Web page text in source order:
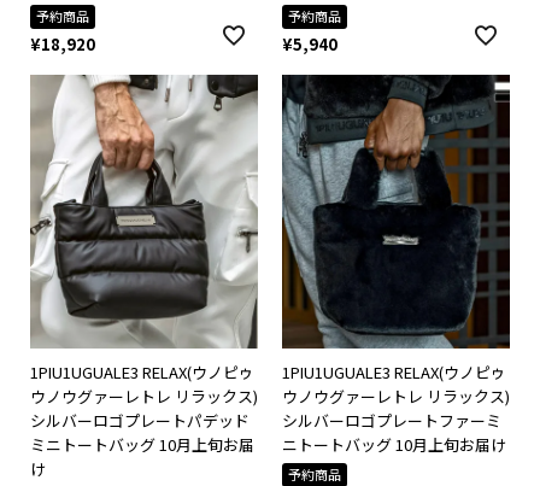
予約商品
¥18,920
予約商品
¥5,940
1PIU1UGUALE3 RELAX(ウノピゥ
ウノウグァーレトレ リラックス)
シルバーロゴプレートパデッド
ミニトートバッグ 10月上旬お届
け
1PIU1UGUALE3 RELAX(ウノピゥ
ウノウグァーレトレ リラックス)
シルバーロゴプレートファーミ
ニトートバッグ 10月上旬お届け
予約商品